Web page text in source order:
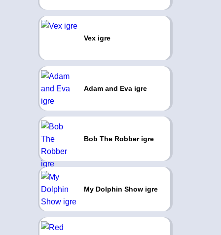
Vex igre
Adam and Eva igre
Bob The Robber igre
My Dolphin Show igre